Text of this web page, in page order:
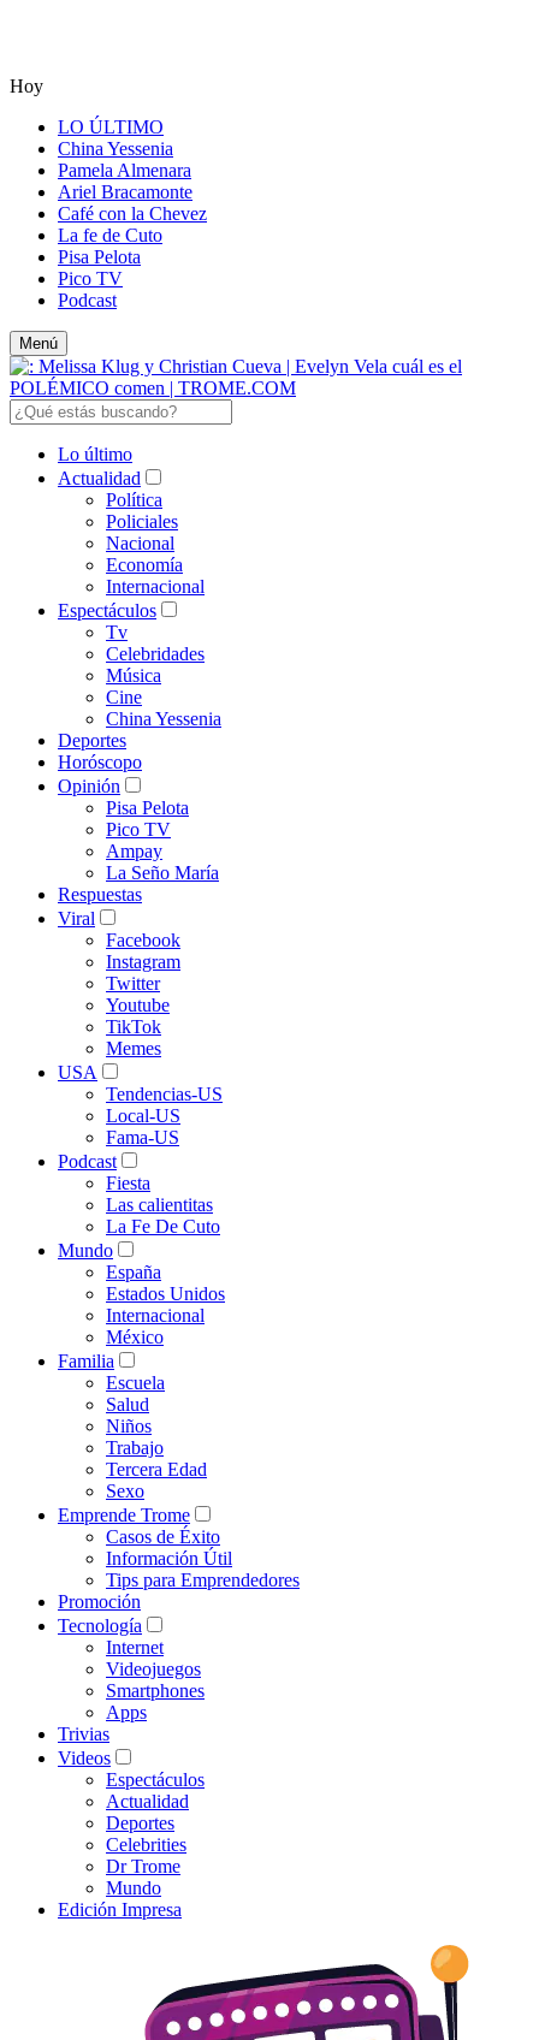
Hoy
LO ÚLTIMO
China Yessenia
Pamela Almenara
Ariel Bracamonte
Café con la Chevez
La fe de Cuto
Pisa Pelota
Pico TV
Podcast
Menú
Lo último
Actualidad
Política
Policiales
Nacional
Economía
Internacional
Espectáculos
Tv
Celebridades
Música
Cine
China Yessenia
Deportes
Horóscopo
Opinión
Pisa Pelota
Pico TV
Ampay
La Seño María
Respuestas
Viral
Facebook
Instagram
Twitter
Youtube
TikTok
Memes
USA
Tendencias-US
Local-US
Fama-US
Podcast
Fiesta
Las calientitas
La Fe De Cuto
Mundo
España
Estados Unidos
Internacional
México
Familia
Escuela
Salud
Niños
Trabajo
Tercera Edad
Sexo
Emprende Trome
Casos de Éxito
Información Útil
Tips para Emprendedores
Promoción
Tecnología
Internet
Videojuegos
Smartphones
Apps
Trivias
Videos
Espectáculos
Actualidad
Deportes
Celebrities
Dr Trome
Mundo
Edición Impresa